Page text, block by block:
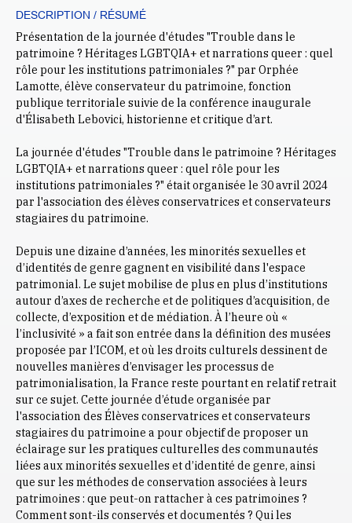
DESCRIPTION / RÉSUMÉ
Présentation de la journée d'études "Trouble dans le
patrimoine ? Héritages LGBTQIA+ et narrations queer : quel
rôle pour les institutions patrimoniales ?" par Orphée
Lamotte, élève conservateur du patrimoine, fonction
publique territoriale suivie de la conférence inaugurale
d'Élisabeth Lebovici, historienne et critique d’art.
La journée d'études "Trouble dans le patrimoine ? Héritages
LGBTQIA+ et narrations queer : quel rôle pour les
institutions patrimoniales ?" était organisée le 30 avril 2024
par l'association des élèves conservatrices et conservateurs
stagiaires du patrimoine.
Depuis une dizaine d’années, les minorités sexuelles et
d’identités de genre gagnent en visibilité dans l'espace
patrimonial. Le sujet mobilise de plus en plus d’institutions
autour d’axes de recherche et de politiques d’acquisition, de
collecte, d’exposition et de médiation. À l’heure où «
l’inclusivité » a fait son entrée dans la définition des musées
proposée par l’ICOM, et où les droits culturels dessinent de
nouvelles manières d’envisager les processus de
patrimonialisation, la France reste pourtant en relatif retrait
sur ce sujet. Cette journée d’étude organisée par
l'association des Élèves conservatrices et conservateurs
stagiaires du patrimoine a pour objectif de proposer un
éclairage sur les pratiques culturelles des communautés
liées aux minorités sexuelles et d’identité de genre, ainsi
que sur les méthodes de conservation associées à leurs
patrimoines : que peut-on rattacher à ces patrimoines ?
Comment sont-ils conservés et documentés ? Qui les